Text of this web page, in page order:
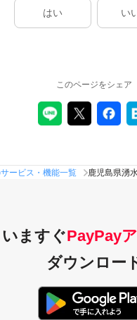
はい い
このページをシェア
ービス・機能一覧 鹿児島県湧
いますぐPayPay
ダウンロー